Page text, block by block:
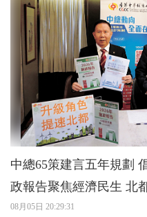
中總65策建言五年規劃 倡設
政報告
08月05日 20:29:31